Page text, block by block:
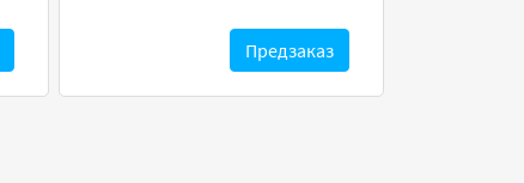
Предзаказ